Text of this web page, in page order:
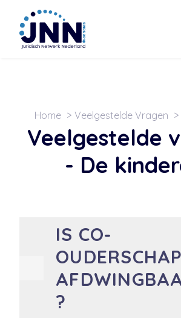
Home Veelgestelde Vragen
Veelgestelde
- De
IS CO-
OUDERSCHAP
?